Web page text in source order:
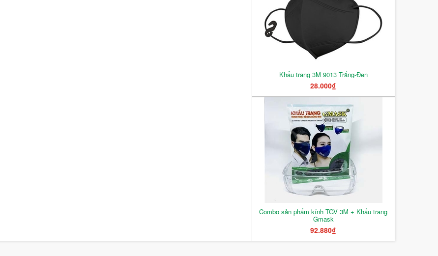
Khẩu trang 3M 9013 Trắng-Đen
28.000₫
Combo sản phẩm kính TGV 3M + Khẩu trang
Gmask
92.880₫